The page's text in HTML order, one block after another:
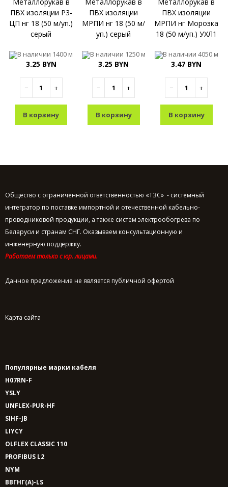
ПВХ изоляции Р3-
ЦП нг 18 (50 м/уп.)
серый
(ЗЭТАРУС)
В наличии 1400 м
3.25 BYN
− +
В корзину
ПВХ изоляции
МРПИ нг 18 (50 м/
уп.) серый
(ЗЭТАРУС)
В наличии 1250 м
3.25 BYN
− +
В корзину
ПВХ изоляции
МРПИ нг Морозка
18 (50 м/уп.) УХЛ1
(ЗЭТАРУС)
В наличии 4050 м
3.47 BYN
− +
В корзину
Общество с ограниченной ответственностью «ТЗС» - системный
интегратор по поставке импортной и отечественной кабельно-
проводниковой продукции, а также систем электрообогрева по
Беларуси и странам СНГ. Оказываем консультационную и
инженерную поддержку.
Работаем только с юр. лицами.
Данное предложение не является публичной офертой
Карта сайта
Популярные марки кабеля
H07RN-F
YSLY
UNFLEX-PUR-HF
SIHF-JB
LIYCY
OLFLEX CLASSIC 110
PROFIBUS L2
NYM
ВВГНГ(A)-LS